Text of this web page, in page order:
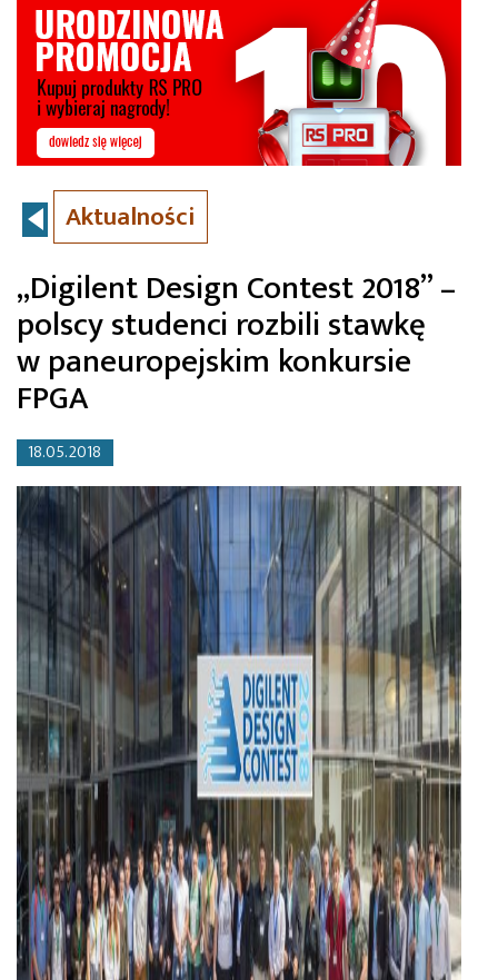
Aktualności
„Digilent Design Contest 2018” –
polscy studenci rozbili stawkę
w paneuropejskim konkursie
FPGA
18.05.2018